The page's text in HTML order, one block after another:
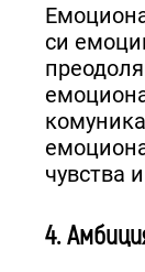
си
чувства
4.